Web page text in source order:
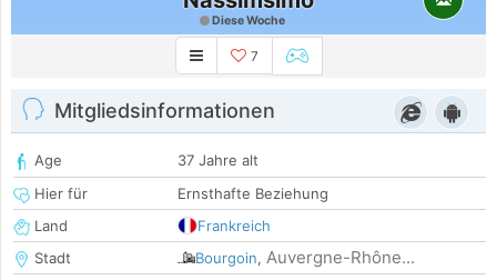
Diese Woche
7
Mitgliedsinformationen
Age
37 Jahre alt
Hier für
Ernsthafte Beziehung
Land
Frankreich
Stadt
Bourgoin, Auvergne-Rhône...